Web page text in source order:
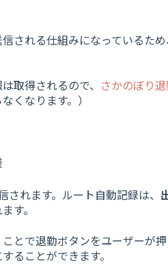
される仕組みになっているた
取得されるので、 さかのぼり
くなります。）
れます。ルート自動記録は、
す。
とで退勤ボタンをユーザーが
ることができます。